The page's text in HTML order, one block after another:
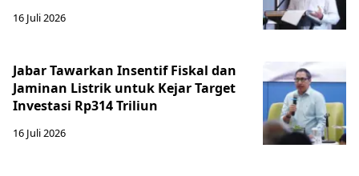
16 Juli 2026
Jabar Tawarkan Insentif Fiskal dan
Jaminan Listrik untuk Kejar Target
Investasi Rp314 Triliun
16 Juli 2026